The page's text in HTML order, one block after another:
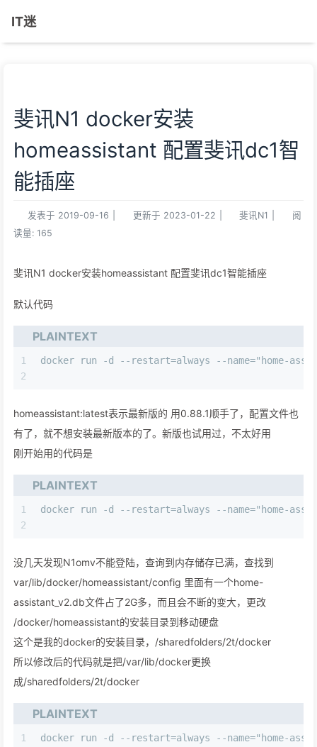
IT迷
斐讯N1 docker安装
homeassistant 配置斐讯dc1智
能插座
发表于 2019-09-16 更新于 2023-01-22 斐讯N1
阅
读量: 165
斐讯N1 docker安装homeassistant 配置斐讯dc1智能插座
默认代码
PLAINTEXT
1
2
docker run -d --restart=always --name="home-
homeassistant:latest表示最新版的 用0.88.1顺手了，配置文件也
有了，就不想安装最新版本的了。新版也试用过，不太好用
刚开始用的代码是
PLAINTEXT
1
2
docker run -d --restart=always --name="home-
没几天发现N1omv不能登陆，查询到内存储存已满，查找到
var/lib/docker/homeassistant/config 里面有一个home-
assistant_v2.db文件占了2G多，而且会不断的变大，更改
/docker/homeassistant的安装目录到移动硬盘
这个是我的docker的安装目录，/sharedfolders/2t/docker
所以修改后的代码就是把/var/lib/docker更换
成/sharedfolders/2t/docker
PLAINTEXT
1
docker run -d --restart=always --name="home-